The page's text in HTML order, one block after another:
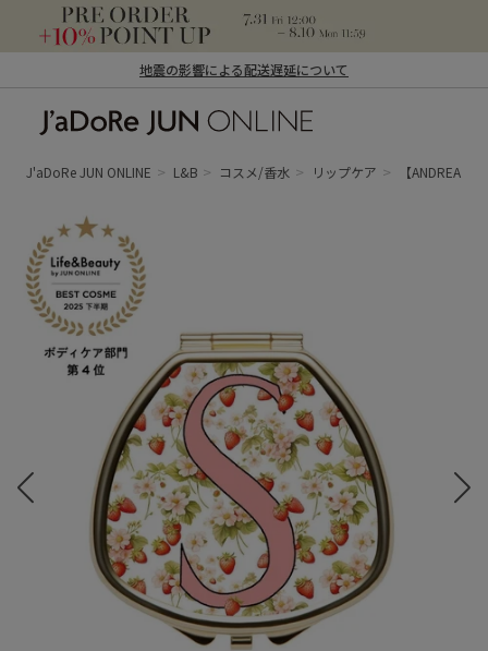
地震の影響による配送遅延について
ン オンライン）
J'aDoRe JUN ONLINE L&B コスメ/香水 リップケア 【ANDREA